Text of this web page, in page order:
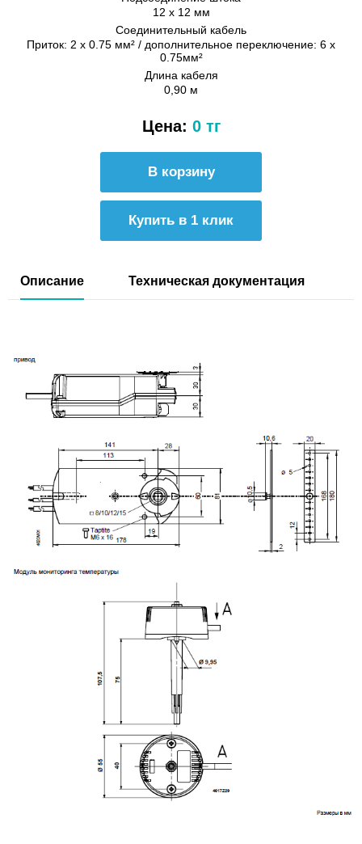
12 x 12 мм
Соединительный кабель
Приток: 2 x 0.75 мм² / дополнительное переключение: 6 x
0.75мм²
Длина кабеля
0,90 м
Цена: 0 тг
Купить в 1 клик
Описание Техническая документация